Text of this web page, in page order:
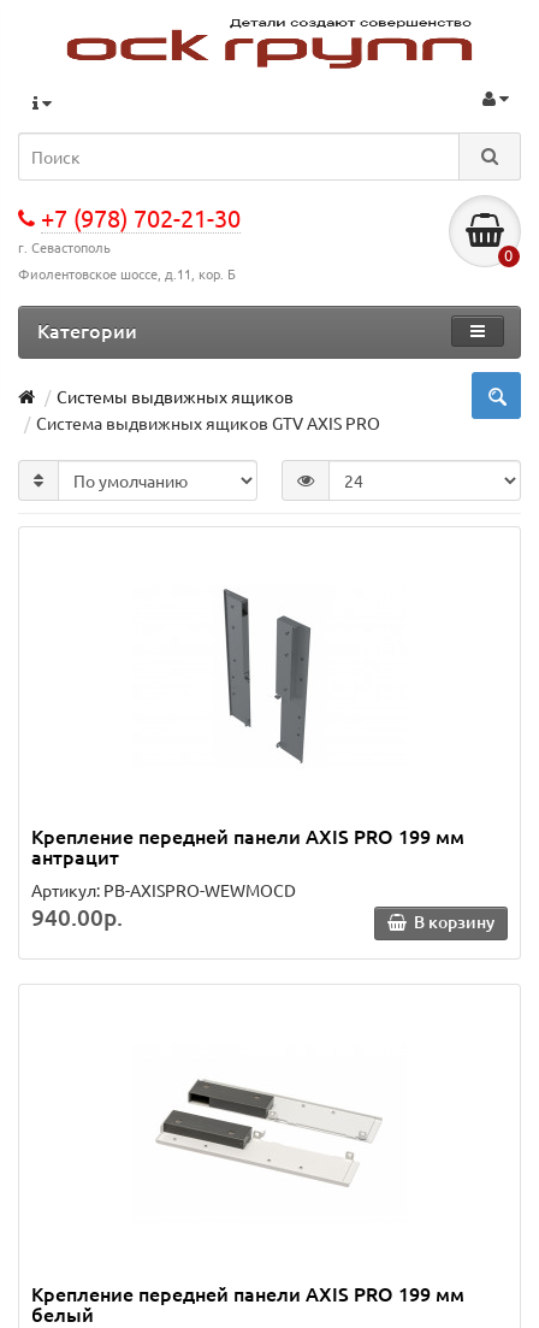
+7 (978) 702-21-30
г. Севастополь
Фиолентовское шоссе, д.11, кор. Б
0
Категории
Системы выдвижных ящиков
Система выдвижных ящиков GTV AXIS PRO
Крепление передней панели AXIS PRO 199 мм
антрацит
Артикул: PB-AXISPRO-WEWMOCD
940.00р. В корзину
Крепление передней панели AXIS PRO 199 мм
белый